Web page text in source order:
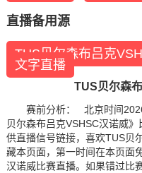
直播备用源
TUS贝尔森布吕克
文字直播
TUS贝尔森
赛前分析： 北京时间
贝尔森布吕克VSHSC汉诺威
供直播信号链接，喜欢TUS贝
藏本页面，第一时间在本页面
汉诺威比赛直播。如果错过比